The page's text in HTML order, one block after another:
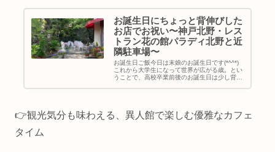
お誕生日にちょっと背伸びした
お店でお祝い〜神戸北野・レス
トラン花の館パラディ北野と近
隣駐車場〜
お誕生日ご飯今日は末娘のお誕生日です(*^^*)
これから大学生になって世界が広がる歳。とい
うことで、高校卒業前後のお誕生日は少し背伸
👉観光気分も味わえる、異人館で楽しむ優雅なカフェ
タイム